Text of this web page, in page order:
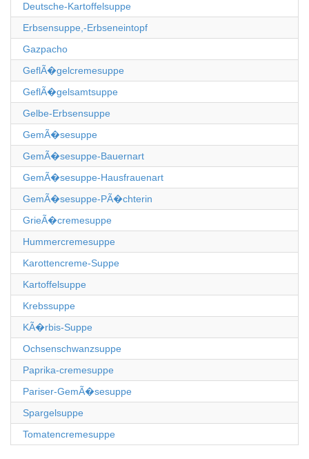
Deutsche-Kartoffelsuppe
Erbsensuppe,-Erbseneintopf
Gazpacho
GeflÃ�gelcremesuppe
GeflÃ�gelsamtsuppe
Gelbe-Erbsensuppe
GemÃ�sesuppe
GemÃ�sesuppe-Bauernart
GemÃ�sesuppe-Hausfrauenart
GemÃ�sesuppe-PÃ�chterin
GrieÃ�cremesuppe
Hummercremesuppe
Karottencreme-Suppe
Kartoffelsuppe
Krebssuppe
KÃ�rbis-Suppe
Ochsenschwanzsuppe
Paprika-cremesuppe
Pariser-GemÃ�sesuppe
Spargelsuppe
Tomatencremesuppe